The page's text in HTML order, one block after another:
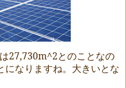
27,730m^2とのことなの
になりますね。大きいとな